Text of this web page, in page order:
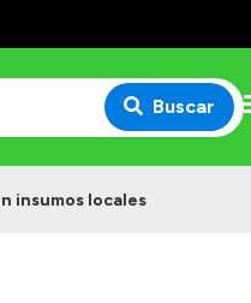
Buscar
insumos locales